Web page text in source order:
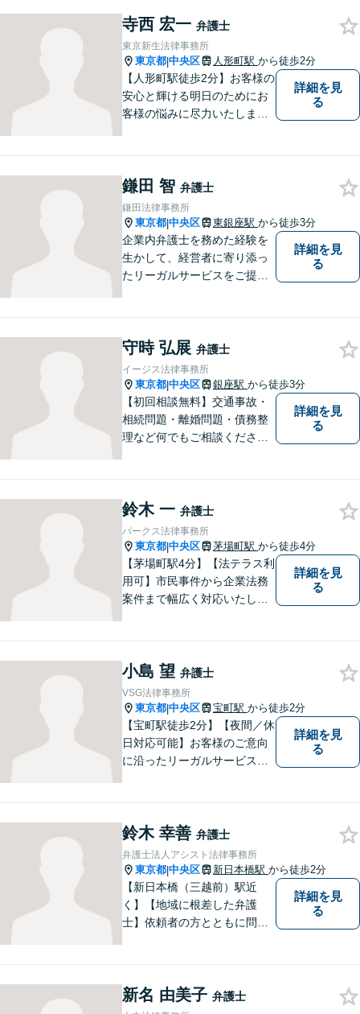
せ。
寺西 宏一 弁護士
東京新生法律事務所
東京都|中央区 人形町駅 から徒歩2分
【人形町駅徒歩2分】お客様の
安心と輝ける明日のためにお
客様の悩みに尽力いたしま
が解決することはありませ
ん。 お気軽にご相談くださ
い。
詳細を見
る
鎌田 智 弁護士
鎌田法律事務所
東京都|中央区 東銀座駅 から徒歩3分
企業内弁護士を務めた経験を
生かして、経営者に寄り添っ
たリーガルサービスをご提供
詳細を見
る
守時 弘展 弁護士
イージス法律事務所
東京都|中央区 銀座駅 から徒歩3分
【初回相談無料】交通事故・
相続問題・離婚問題・債務整
理など何でもご相談くださ
詳細を見
る
鈴木 一 弁護士
パークス法律事務所
東京都|中央区 茅場町駅 から徒歩4分
【茅場町駅4分】【法テラス利
用可】市民事件から企業法務
案件まで幅広く対応いたしま
に相談すべきか否か迷った
ら、迷わずご相談ください。
【電話・メール相談可】
詳細を見
る
小島 望 弁護士
VSG法律事務所
東京都|中央区 宝町駅 から徒歩2分
【宝町駅徒歩2分】【夜間／休
日対応可能】お客様のご意向
に沿ったリーガルサービスを
く対応。【明確な料金体系】
綿密かつスピーディーな対応
に努めますので、お気軽にご
相談ください。
詳細を見
る
鈴木 幸善 弁護士
弁護士法人アシスト法律事務所
東京都|中央区 新日本橋駅 から徒歩2分
【新日本橋（三越前）駅近
く】【地域に根差した弁護
士】依頼者の方とともに問題
事事件など、幅広い法律トラ
ブルに対応可能。【明確な料
詳細を見
る
新名 由美子 弁護士